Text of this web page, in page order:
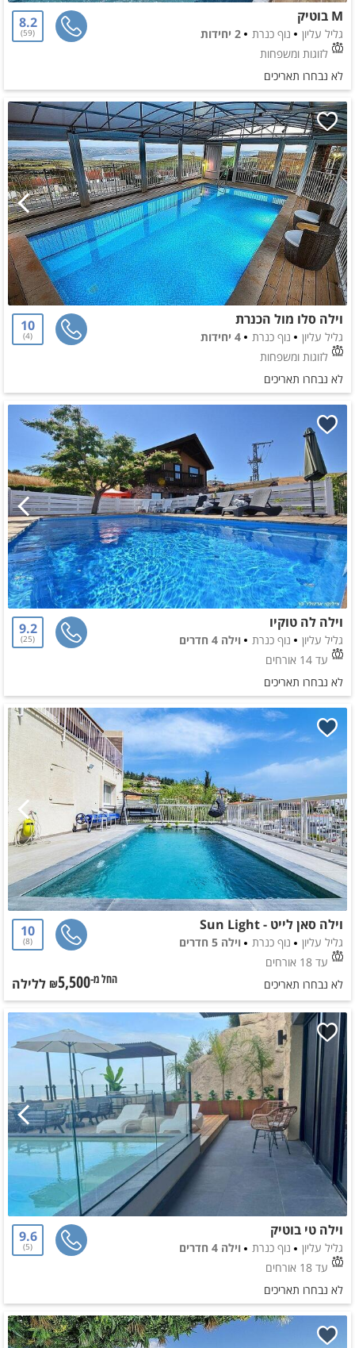
M בוטיק
גליל עליון נוף כנרת
2 יחידות
לזוגות ומשפחות
8.2
59
לא נבחרו תאריכים
וילה סלו מול הכנרת
גליל עליון נוף כנרת
4 יחידות
לזוגות ומשפחות
10
4
לא נבחרו תאריכים
וילה לה טוקיו
גליל עליון נוף כנרת
וילה 4 חדרים
עד 14 אורחים
9.2
25
לא נבחרו תאריכים
וילה סאן לייט - Sun Light
גליל עליון נוף כנרת
וילה 5 חדרים
עד 18 אורחים
10
8
לא נבחרו תאריכים החל מ-₪5,500 ללילה
וילה טי בוטיק
גליל עליון נוף כנרת
וילה 4 חדרים
עד 18 אורחים
9.6
5
לא נבחרו תאריכים